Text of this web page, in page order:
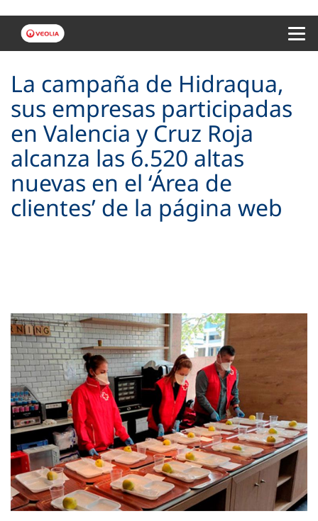
La campaña de Hidraqua,
sus empresas participadas
en Valencia y Cruz Roja
alcanza las 6.520 altas
nuevas en el ‘Área de
clientes’ de la página web